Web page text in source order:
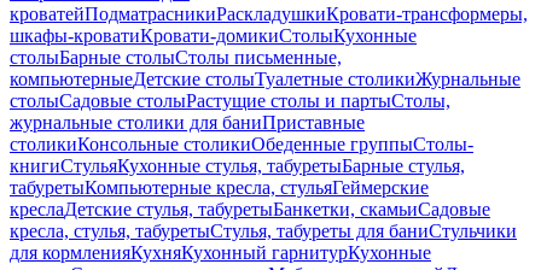
кроватейПодматрасникиРаскладушкиКровати-трансформеры,
шкафы-кроватиКровати-домикиСтолыКухонные
столыБарные столыСтолы письменные,
компьютерныеДетские столыТуалетные столикиЖурнальные
столыСадовые столыРастущие столы и партыСтолы,
журнальные столики для баниПриставные
столикиКонсольные столикиОбеденные группыСтолы-
книгиСтульяКухонные стулья, табуретыБарные стулья,
табуретыКомпьютерные кресла, стульяГеймерские
креслаДетские стулья, табуретыБанкетки, скамьиСадовые
кресла, стулья, табуретыСтулья, табуреты для баниСтульчики
для кормленияКухняКухонный гарнитурКухонные